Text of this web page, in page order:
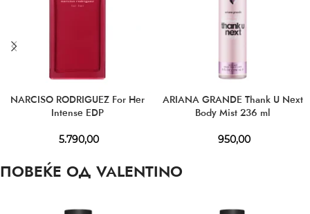
NARCISO RODRIGUEZ For Her
Intense EDP
5.790,00
ARIANA GRANDE Thank U Next
Body Mist 236 ml
950,00
ПОВЕЌЕ ОД VALENTINO